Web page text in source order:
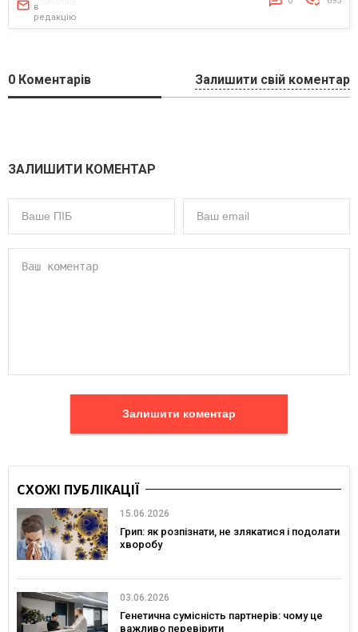
в
редакцію
0 Коментарів Залишити свій коментар
ЗАЛИШИТИ КОМЕНТАР
Залишити коментар
СХОЖІ ПУБЛІКАЦІЇ
15.06.2026
Грип: як розпізнати, не злякатися і подолати
хворобу
03.06.2026
Генетична сумісність партнерів: чому це
важливо перевірити